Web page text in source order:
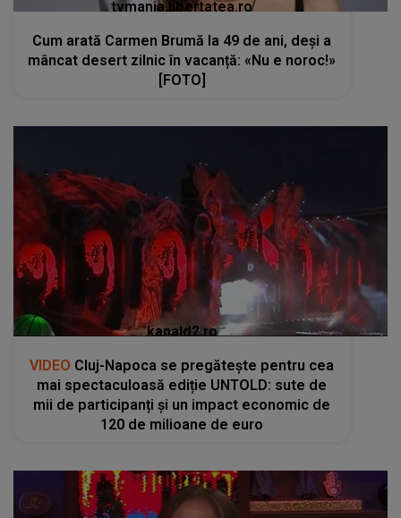
tvmania.libertatea.ro
Cum arată Carmen Brumă la 49 de ani, deși a
mâncat desert zilnic în vacanță: «Nu e noroc!»
[FOTO]
kanald2.ro
VIDEO Cluj-Napoca se pregătește pentru cea
mai spectaculoasă ediție UNTOLD: sute de
mii de participanți și un impact economic de
120 de milioane de euro